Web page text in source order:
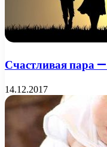
Счастливая пара
14.12.2017